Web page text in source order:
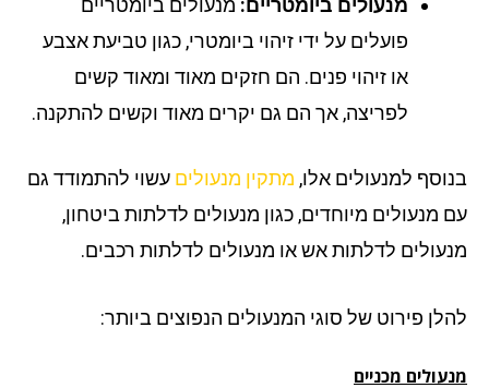
מנעולים ביומטריים:מנעולים ביומטריים
פועלים על ידי זיהוי ביומטרי, כגון טביעת אצבע
או זיהוי פנים. הם חזקים מאוד ומאוד קשים
לפריצה, אך הם גם יקרים מאוד וקשים להתקנה.
למנעולים אלו, מתקין מנעוליםעשוי להתמודד גם
מנעולים מיוחדים, כגון מנעולים לדלתות ביטחון,
לדלתות אש או מנעולים לדלתות רכבים.
פירוט של סוגי המנעולים הנפוצים ביותר:
מכניים